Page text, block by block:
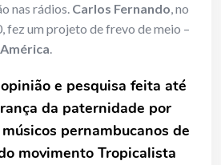
nas rádios. Carlos Fernando, no
fez um projeto de frevo de meio –
.
e pesquisa feita até
da paternidade por
pernambucanos de
movimento Tropicalista